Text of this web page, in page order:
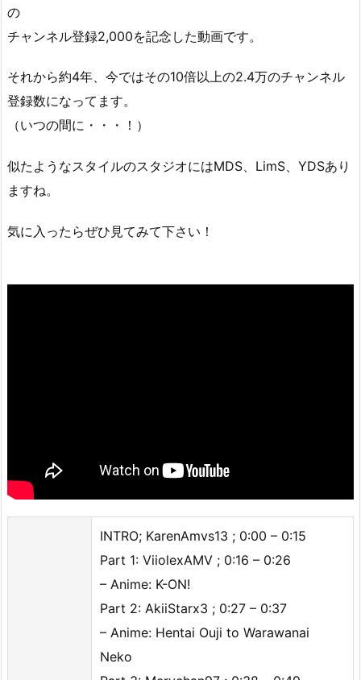
の
チャンネル登録2,000を記念した動画です。
それから約4年、今ではその10倍以上の2.4万のチャンネル
登録数になってます。
（いつの間に・・・！）
似たようなスタイルのスタジオにはMDS、LimS、YDSあり
ますね。
気に入ったらぜひ見てみて下さい！
INTRO; KarenAmvs13 ; 0:00 – 0:15
Part 1: ViiolexAMV ; 0:16 – 0:26
– Anime: K-ON!
Part 2: AkiiStarx3 ; 0:27 – 0:37
– Anime: Hentai Ouji to Warawanai
Neko